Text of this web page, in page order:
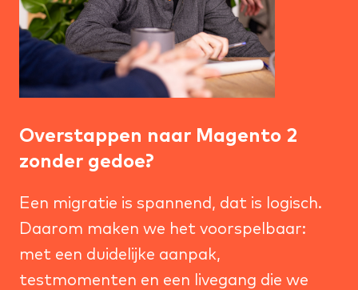
Overstappen naar Magento 2
zonder gedoe?
Een migratie is spannend, dat is logisch.
Daarom maken we het voorspelbaar:
met een duidelijke aanpak,
testmomenten en een livegang die we